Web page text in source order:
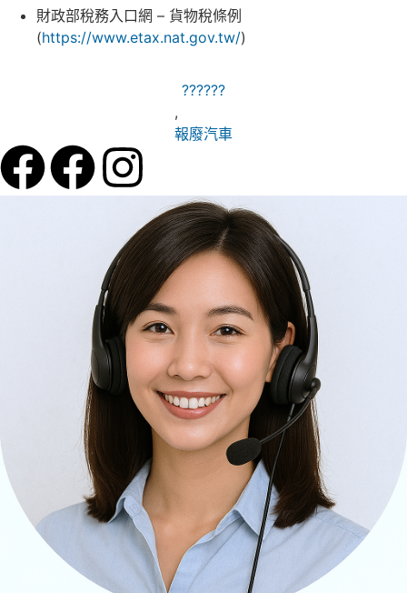
財政部稅務入口網 – 貨物稅條例
(https://www.etax.nat.gov.tw/)
??????
,
報廢汽車